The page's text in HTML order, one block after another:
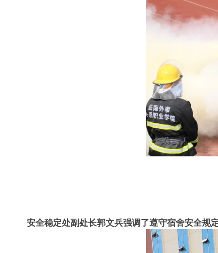
安全稳定处副处长郭文兵强调了遵守宿舍安全规